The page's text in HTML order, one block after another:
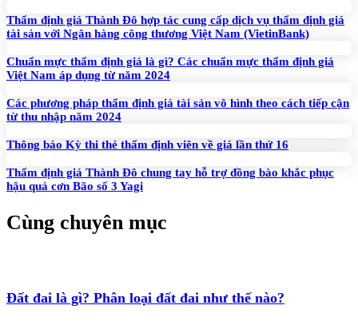
Thẩm định giá Thành Đô hợp tác cung cấp dịch vụ thẩm định giá
tài sản với Ngân hàng công thương Việt Nam (VietinBank)
Chuẩn mực thẩm định giá là gì? Các chuẩn mực thẩm định giá
Việt Nam áp dụng từ năm 2024
Các phương pháp thẩm định giá tài sản vô hình theo cách tiếp cận
từ thu nhập năm 2024
Thông báo Kỳ thi thẻ thẩm định viên về giá lần thứ 16
Thẩm định giá Thành Đô chung tay hỗ trợ đồng bào khắc phục
hậu quả cơn Bão số 3 Yagi
Cùng chuyên mục
Đất đai là gì? Phân loại đất đai như thế nào?